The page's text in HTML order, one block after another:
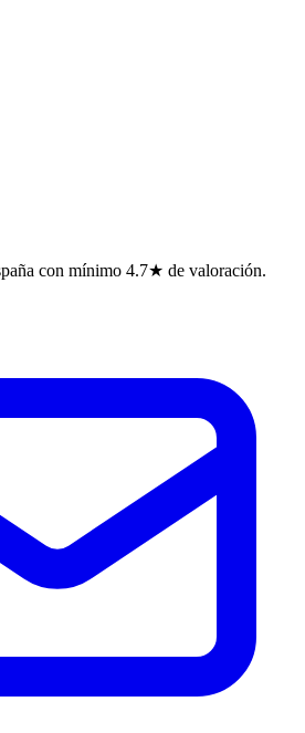
con mínimo 4.7★ de valoración.